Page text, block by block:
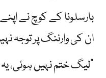
بارسلونا کے کوچ نے
ان کی وارننگ پر توجہ
"لیگ ختم نہیں ہوئی،